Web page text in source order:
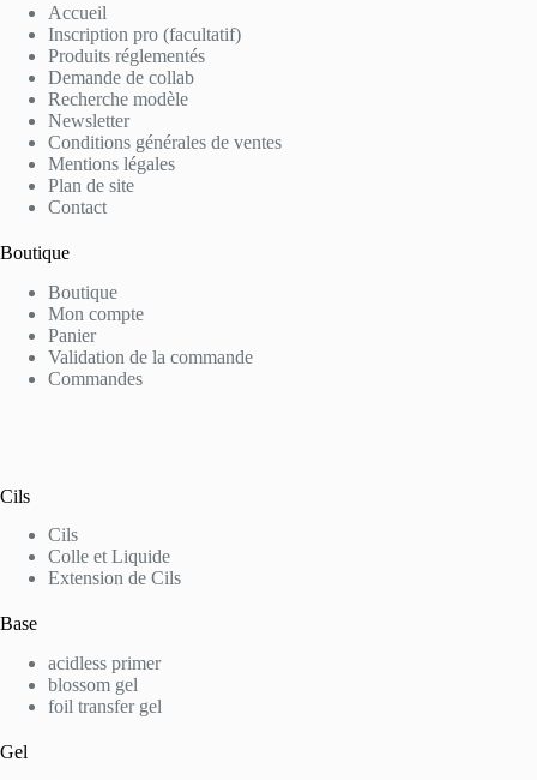
Accueil
Inscription pro (facultatif)
Produits réglementés
Demande de collab
Recherche modèle
Newsletter
Conditions générales de ventes
Mentions légales
Plan de site
Contact
Boutique
Boutique
Mon compte
Panier
Validation de la commande
Commandes
Cils
Cils
Colle et Liquide
Extension de Cils
Base
acidless primer
blossom gel
foil transfer gel
Gel